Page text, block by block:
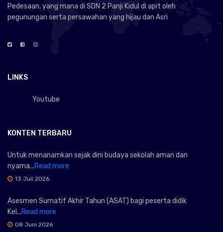
Pedesaan, yang mana di SDN 2 Panji Kidul di apit oleh
pegunungan serta persawahan yang hijau dan Asri
LINKS
Youtube
KONTEN TERBARU
Untuk menanamkan sejak dini budaya sekolah aman dan
nyama...Read more
13 Juli 2026
Asesmen Sumatif Akhir Tahun (ASAT) bagi peserta didik
Kel...Read more
08 Juni 2026